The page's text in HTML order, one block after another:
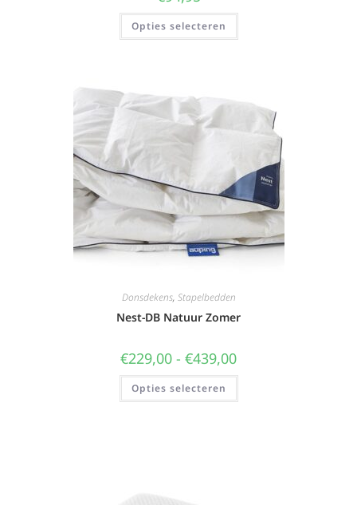
Opties selecteren
Donsdekens, Stapelbedden
Nest-DB Natuur Zomer
€229,00 - €439,00
Opties selecteren